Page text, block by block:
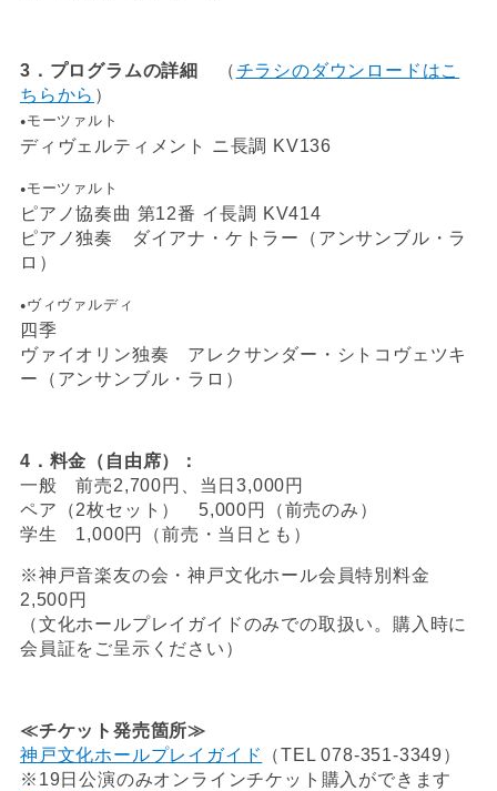
3．プログラムの詳細 （チラシのダウンロードはこ
ちらから ）
● モーツァルト
ディヴェルティメント ニ長調 KV136
● モーツァルト
ピアノ協奏曲 第12番 イ長調 KV414
ピアノ独奏 ダイアナ・ケトラー（アンサンブル・ラ
ロ）
● ヴィヴァルディ
四季
ヴァイオリン独奏 アレクサンダー・シトコヴェツキ
ー（アンサンブル・ラロ）
4．料金（自由席）：
一般 前売2,700円、当日3,000円
ペア（2枚セット） 5,000円（前売のみ）
学生 1,000円（前売・当日とも）
※神戸音楽友の会・神戸文化ホール会員特別料金
2,500円
（文化ホールプレイガイドのみでの取扱い。購入時に
会員証をご呈示ください）
≪チケット発売箇所≫
神戸文化ホールプレイガイド
（TEL 078-351-3349）
※19日公演のみオンラインチケット購入ができます